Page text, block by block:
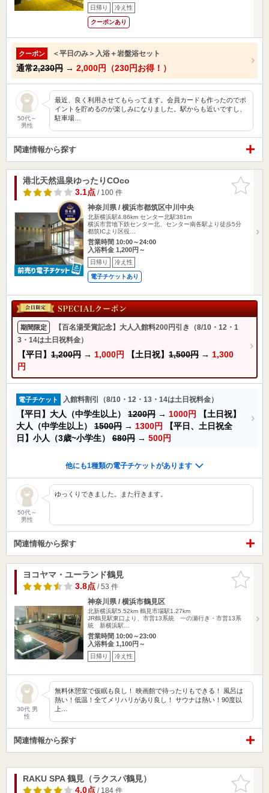
日帰り 冷え性
クーポンあり
クーポン ＜平日のみ＞入浴＋岩盤浴セット
通常2,230円 → 2,000円（230円お得！）
50代～
男性
最近、良く利用させてもらってます。会員カードも作ったのでポ
イントを貯めるのが楽しみになりました。駅からも近いですし、
駐車場…
関連情報から探す
お気に入
りに追加
港北天然温泉ゆったりCOco
3.1点/ 100 件
神奈川県 / 横浜市都筑区中川中央
北新横浜駅4.86km センター北駅381m
横浜市営地下鉄センター北、センター南各駅より徒歩5分
都筑ICより区役…
営業時間 10:00～24:00
入浴料金 1,200円～
日帰り 冷え性
電子チケットあり
期間限定
【百名湯受賞記念】大人入館料200円引き（8/10・12・1
3・14は土日祝料金）
【平日】 1,200円 → 1,000円 【土日祝】 1,500円 → 1,300
円
電子チケット 入館料割引（8/10・12・13・14は土日祝料金）
【平日】大人（中学生以上） 1200円 → 1000円
【土日祝】
大人（中学生以上） 1500円 → 1300円
【平日、土日祝全
日】小人（3歳~小学生） 680円 → 500円
他にも1種類の電子チケットがあります
50代～
男性
ゆっくりできました。また行きます。
関連情報から探す
お気に入
りに追加
ヨコヤマ・ユーランド鶴見
3.8点/ 53 件
神奈川県 / 横浜市鶴見区
北新横浜駅5.52km 鶴見市場駅1.27km
JR鶴見駅東口より、市営13系統 一の瀬行き・市営13系
統 新横浜駅…
営業時間 10:00～23:00
入浴料金 1,100円～
日帰り 冷え性
30代 男
性
無料休憩室で仮眠も良し！ 映画館で待ったりもできる！ 風呂は
熱い！低温！全てメリハリがあり良し！ サウナは熱い！90度以
上…
関連情報から探す
お気に入
りに追加
RAKU SPA 鶴見（ラクスパ鶴見）
4.0点/ 184 件